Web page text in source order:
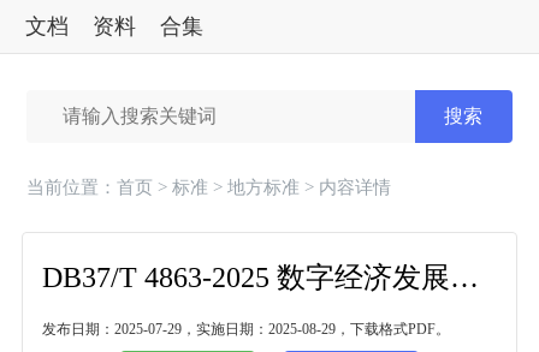
文档 资料 合集
搜索
当前位置：首页 >标准 >地方标准 > 内容详情
DB37/T 4863-2025 数字经济发展评价指标体系
发布日期：2025-07-29，实施日期：2025-08-29，下载格式PDF。